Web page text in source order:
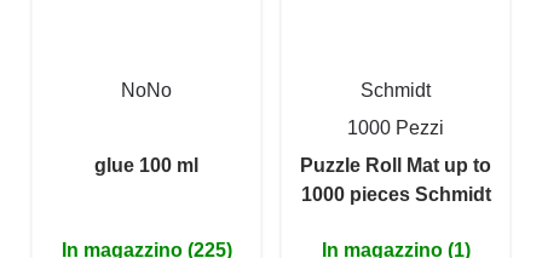
NoNo
glue 100 ml
In magazzino (225)
Schmidt
1000 Pezzi
Puzzle Roll Mat up to
1000 pieces Schmidt
In magazzino (1)